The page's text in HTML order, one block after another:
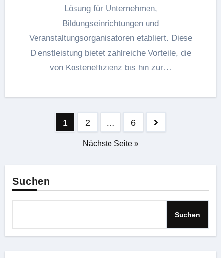
Lösung für Unternehmen,
Bildungseinrichtungen und
Veranstaltungsorganisatoren etabliert. Diese
Dienstleistung bietet zahlreiche Vorteile, die
von Kosteneffizienz bis hin zur…
Seitennummerierung
1 2 … 6
Nächste Seite »
Suchen
Suchen